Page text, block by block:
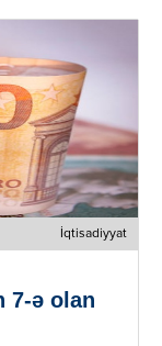
İqtisadiyyat
7-ə olan